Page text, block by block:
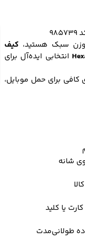
وزن سبک هستید، کیف
انتخابی ایده‌آل برای
کافی برای حمل موبایل،
شانه
یا کلید
طولانی‌مدت